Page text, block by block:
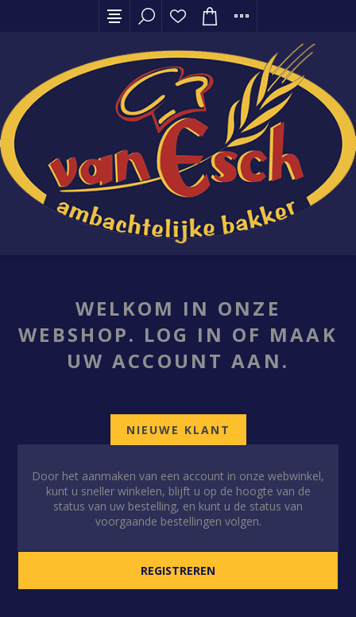
WELKOM IN ONZE
WEBSHOP. LOG IN OF MAAK
UW ACCOUNT AAN.
NIEUWE KLANT
Door het aanmaken van een account in onze webwinkel,
kunt u sneller winkelen, blijft u op de hoogte van de
status van uw bestelling, en kunt u de status van
voorgaande bestellingen volgen.